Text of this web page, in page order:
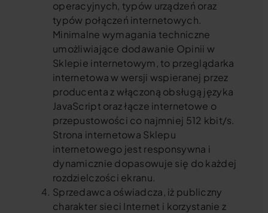
operacyjnych, typów urządzeń oraz
typów połączeń internetowych.
Minimalne wymagania techniczne
umożliwiające dodawanie Opinii w
Sklepie internetowym, to przeglądarka
internetowa w wersji wspieranej przez
producenta z włączoną obsługą języka
JavaScript oraz łącze internetowe o
przepustowości co najmniej 512 kbit/s.
Strona internetowa Sklepu
internetowego jest responsywna i
dynamicznie dopasowuje się do każdej
rozdzielczości ekranu.
Sprzedawca oświadcza, iż publiczny
charakter sieci Internet i korzystanie z